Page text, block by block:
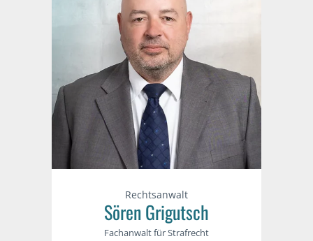
Rechtsanwalt
Sören Grigutsch
Fachanwalt für Strafrecht